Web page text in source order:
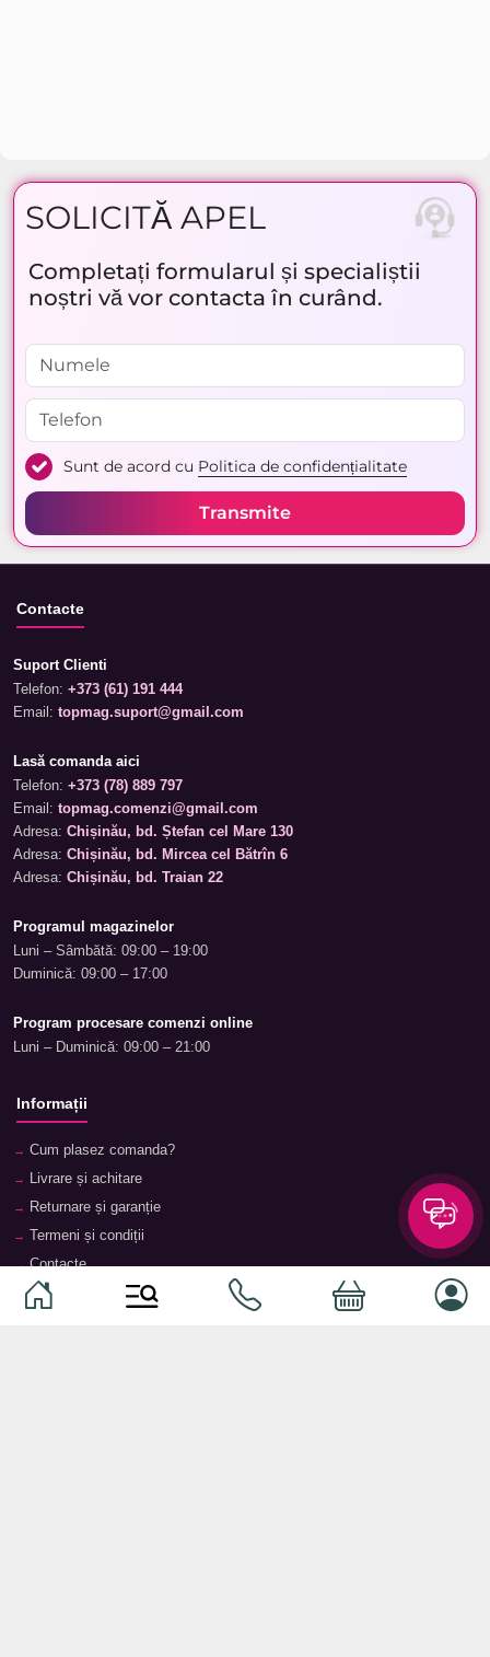
SOLICITĂ APEL
Completați formularul și specialiștii
noștri vă vor contacta în curând.
Sunt de acord cu Politica de confidențialitate
Transmite
Contacte
Suport Clienti
Telefon: +373 (61) 191 444
Email: topmag.suport@gmail.com
Lasă comanda aici
Telefon: +373 (78) 889 797
Email: topmag.comenzi@gmail.com
Adresa: Chișinău, bd. Ștefan cel Mare 130
Adresa: Chișinău, bd. Mircea cel Bătrîn 6
Adresa: Chișinău, bd. Traian 22
Programul magazinelor
Luni – Sâmbătă: 09:00 – 19:00
Duminică: 09:00 – 17:00
Program procesare comenzi online
Luni – Duminică: 09:00 – 21:00
Informații
Cum plasez comanda?
Livrare și achitare
Returnare și garanție
Termeni și condiții
Contacte
Magazine